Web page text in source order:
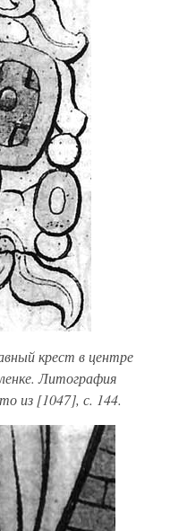
крест в центре
Литография
из [1047], с. 144.